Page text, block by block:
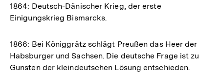
1864: Deutsch-Dänischer Krieg, der erste
Einigungskrieg Bismarcks.
1866: Bei Königgrätz schlägt Preußen das Heer der
Habsburger und Sachsen. Die deutsche Frage ist zu
Gunsten der kleindeutschen Lösung entschieden.